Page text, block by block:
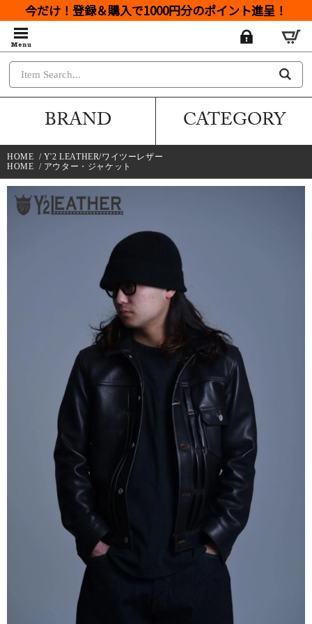
今だけ！登録＆購入で1000円分のポイント進呈！
BRAND CATEGORY
HOME / Y'2 LEATHER/ワイツーレザー
HOME / アウター・ジャケット